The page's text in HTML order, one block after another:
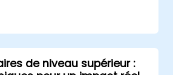
au sein d'une
la conception de nouvelles
L'analyse
à garantir que les solutions
de niveau supérieur :